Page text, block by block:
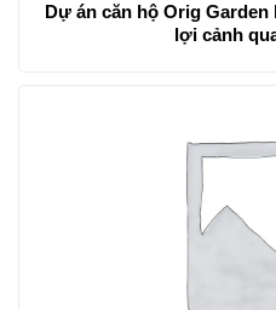
Dự án căn hộ Orig
lợi cảnh